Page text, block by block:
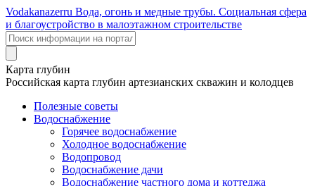
Vodakanazerru Вода, огонь и медные трубы. Социальная сфера
и благоустройство в малоэтажном строительстве
Карта глубин
Российская карта глубин артезианских скважин и колодцев
Полезные советы
Водоснабжение
Горячее водоснабжение
Холодное водоснабжение
Водопровод
Водоснабжение дачи
Водоснабжение частного дома и коттеджа